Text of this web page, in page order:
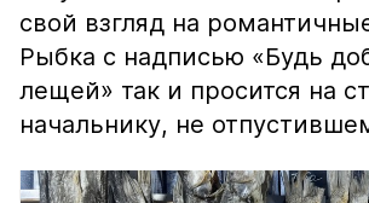
свой взгляд на
Рыбка с надписью «Будь
лещей» так и просится на
начальнику, не